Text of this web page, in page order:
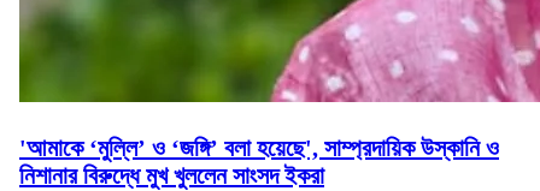
'আমাকে ‘মুল্লি’ ও ‘জঙ্গি’ বলা হয়েছে', সাম্প্রদায়িক উস্কানি ও
নিশানার বিরুদ্ধে মুখ খুললেন সাংসদ ইকরা